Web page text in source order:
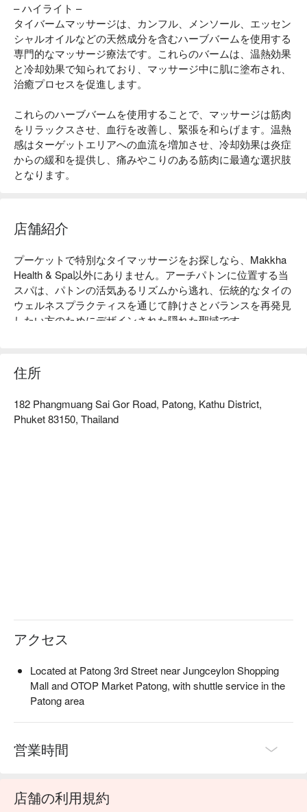
– ハイライト –
タイバームマッサージは、カンフル、メンソール、エッセン
シャルオイルなどの天然成分を含むハーブバームを使用する
専門的なマッサージ療法です。これらのバームは、温熱効果
と冷却効果で知られており、マッサージ中に肌に塗布され、
治癒プロセスを促進します。
これらのハーブバームを使用することで、マッサージは筋肉
をリラックスさせ、血行を改善し、緊張を和らげます。温熱
感はターゲットエリアへの血流を増加させ、冷却効果は炎症
からの緩和を提供し、痛みやこりのある筋肉に最適な選択肢
となります。
店舗紹介
プーケットで特別なタイマッサージをお探しなら、Makkha
Health & Spa以外にありません。アーチパトンに位置する当
スパは、パトンの活気あるリズムから逃れ、伝統的なタイの
ウェルネスプラクティスを通じて静けさとバランスを再発見
したい方のためにデザインされた隠れた聖域です。
れた現代的なタイ風スタイルでデザインされたMakkha
Health & Spa Phuketは、穏やかで洗練された雰囲気を持って
じさせ、プレミアムトリートメントでリラックスし、リフレ
ッシュし、若返るための贅沢なひとときをお楽しみいただけ
住所
182 Phangmuang Sai Gor Road, Patong, Kathu District,
Phuket 83150, Thailand
アクセス
Located at Patong 3rd Street near Jungceylon Shopping
Mall and OTOP Market Patong, with shuttle service in the
Patong area
営業時間
店舗の利用規約